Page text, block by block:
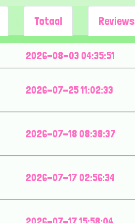
Totaal Reviews
2026-08-03 04:35:51
2026-07-25 11:02:33
2026-07-18 08:38:37
2026-07-17 02:56:34